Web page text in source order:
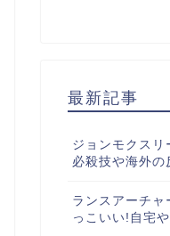
最新記事
ジョンモクス
必殺技や海外の
ランスアーチャ
っこいい!自宅